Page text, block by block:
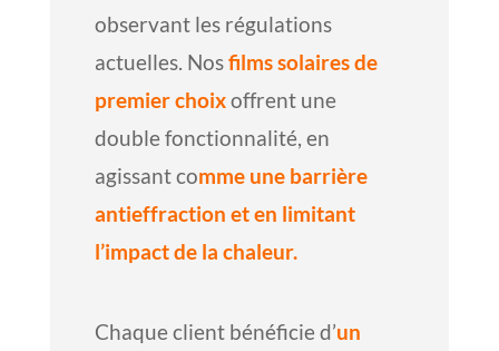
observant les régulations
actuelles. Nosfilms solaires de
premier choixoffrent une
double fonctionnalité, en
agissant comme une barrière
antieffraction et en limitant
l’impact de la chaleur.
Chaque client bénéficie d’un